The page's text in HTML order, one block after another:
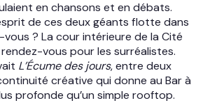
en chansons et en débats.
de ces deux géants flotte dans
vous ? La cour intérieure de la Cité
vous pour les surréalistes.
L’Écume des jours, entre deux
créative qui donne au Bar à
profonde qu’un simple rooftop.